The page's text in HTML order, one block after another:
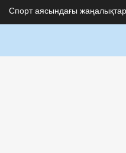
Спорт аясындағы жаңалықтар